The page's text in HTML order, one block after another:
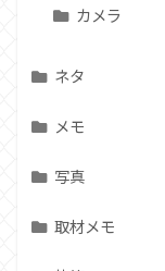
カメラ
ネタ
メモ
写真
取材メモ